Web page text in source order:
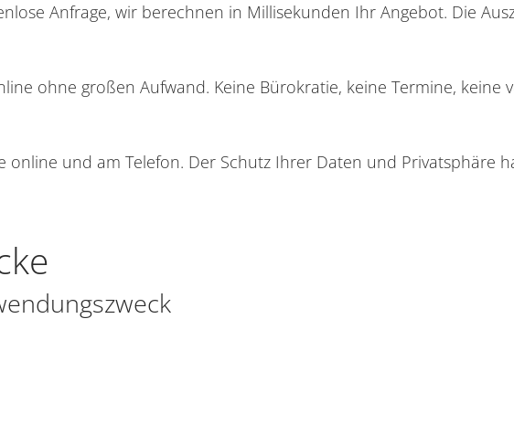
Anfrage, wir berechnen in Millisekunden Ihr Angebot. Die
ohne großen Aufwand. Keine Bürokratie, keine Termine, keine
online und am Telefon. Der Schutz Ihrer Daten und Privatsphäre